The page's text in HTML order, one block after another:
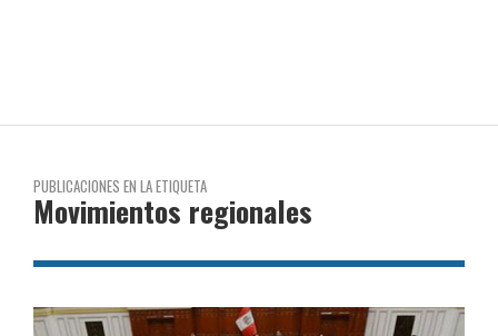
PUBLICACIONES EN LA ETIQUETA
Movimientos regionales